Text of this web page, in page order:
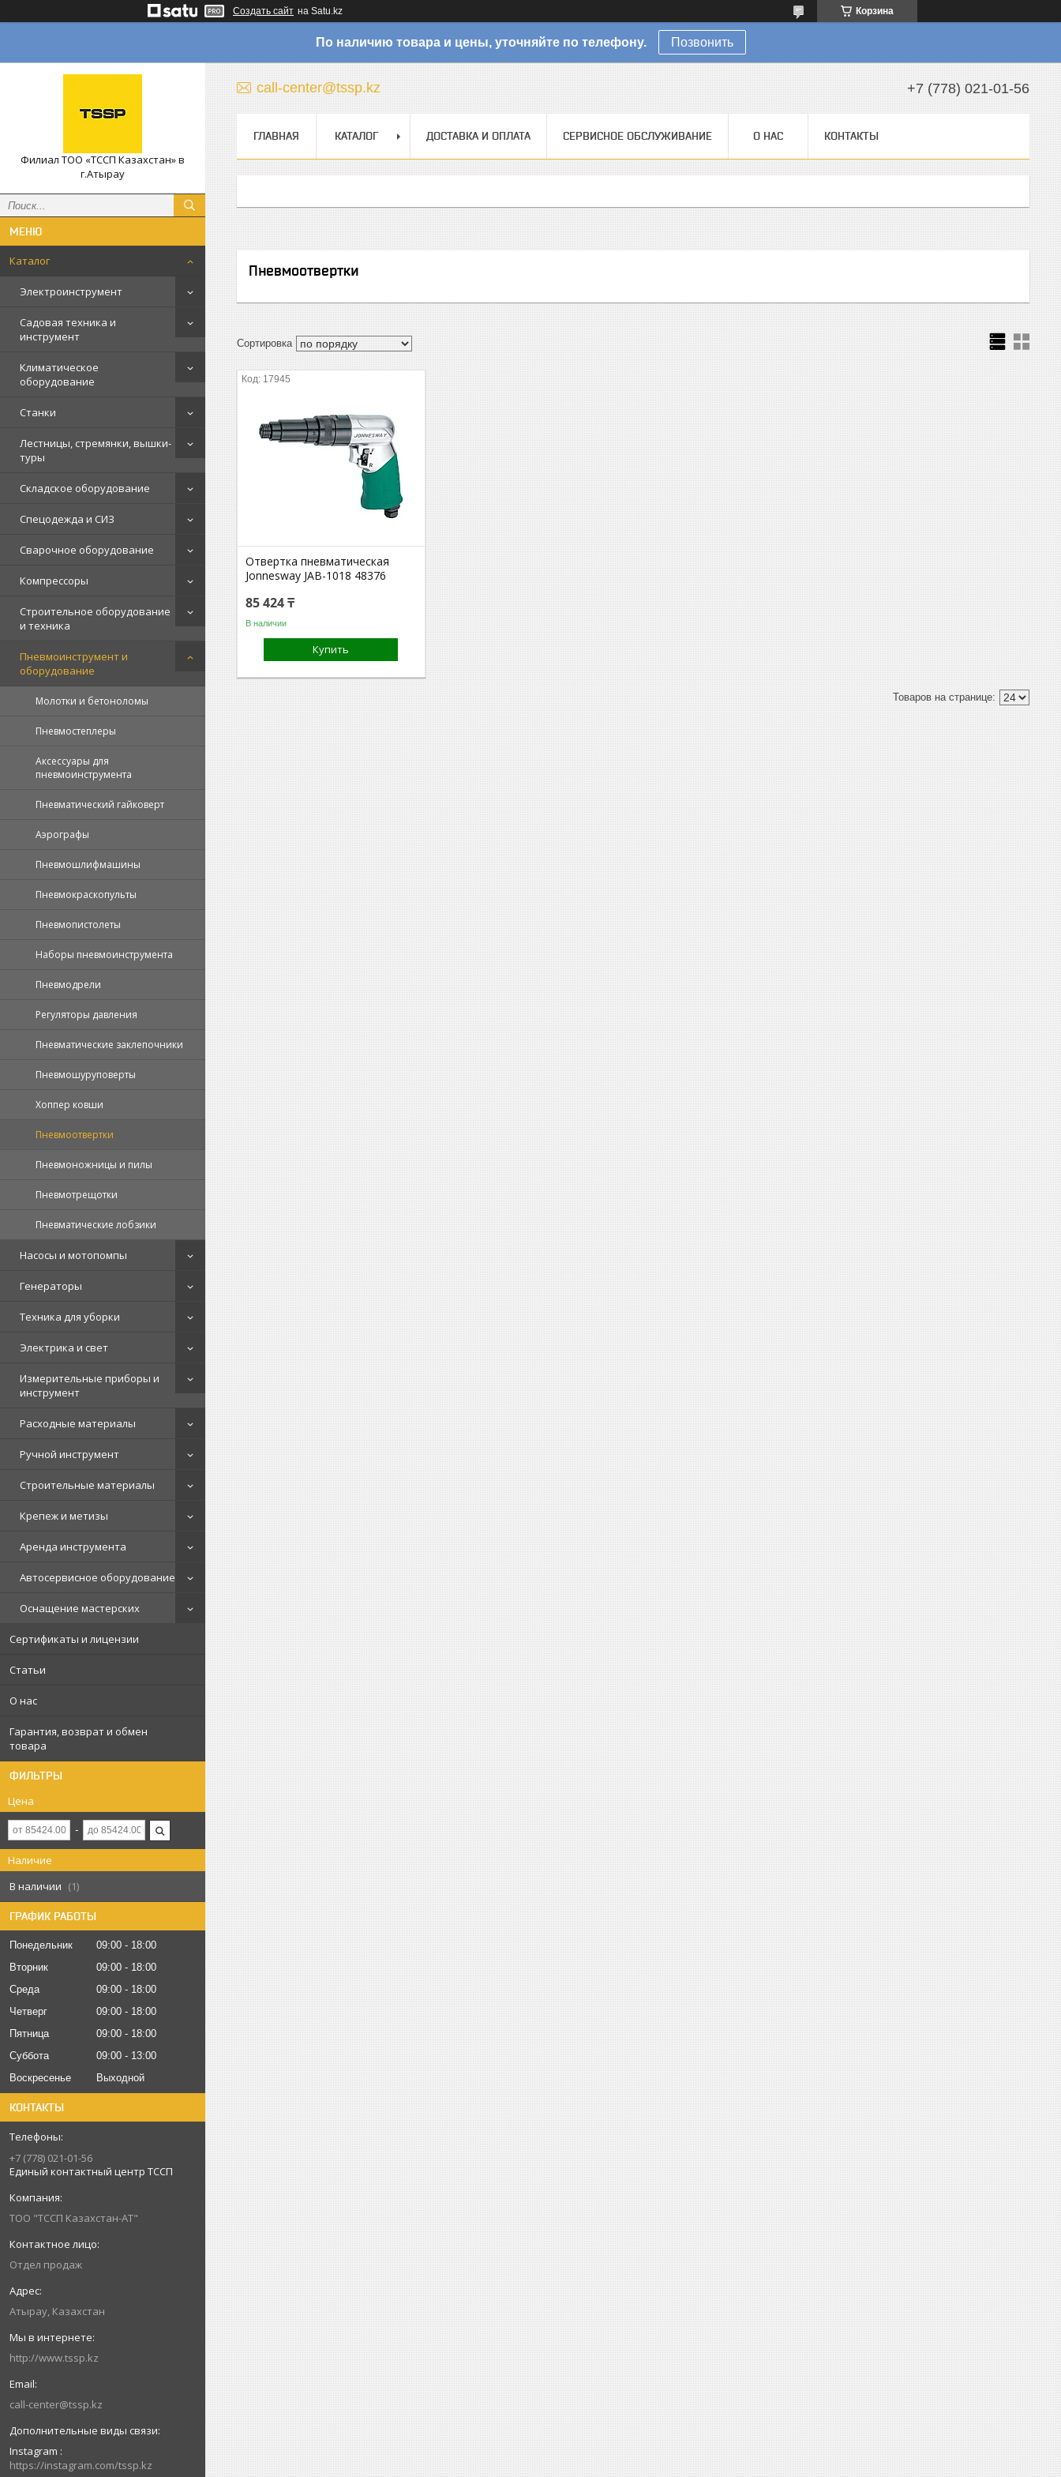
Создать сайт на Satu.kz Корзина
По наличию товара и цены, уточняйте по телефону. Позвонить
Филиал ТОО «ТССП Казахстан» в
г.Атырау
Каталог
Электроинструмент
Садовая техника и
инструмент
Климатическое
оборудование
Станки
Лестницы, стремянки, вышки-
туры
Складское оборудование
Спецодежда и СИЗ
Сварочное оборудование
Компрессоры
Строительное оборудование
и техника
Пневмоинструмент и
оборудование
Молотки и бетоноломы
Пневмостеплеры
Аксессуары для
пневмоинструмента
Пневматический гайковерт
Аэрографы
Пневмошлифмашины
Пневмокраскопульты
Пневмопистолеты
Наборы пневмоинструмента
Пневмодрели
Регуляторы давления
Пневматические заклепочники
Пневмошуруповерты
Хоппер ковши
Пневмоотвертки
Пневмоножницы и пилы
Пневмотрещотки
Пневматические лобзики
Насосы и мотопомпы
Генераторы
Техника для уборки
Электрика и свет
Измерительные приборы и
инструмент
Расходные материалы
Ручной инструмент
Строительные материалы
Крепеж и метизы
Аренда инструмента
Автосервисное оборудование
Оснащение мастерских
Сертификаты и лицензии
Статьи
О нас
Гарантия, возврат и обмен
товара
ФИЛЬТРЫ
Цена
Наличие
В наличии
1
ГРАФИК РАБОТЫ
Понедельник 09:00
18:00
Вторник
09:00
18:00
Среда
09:00
18:00
Четверг
09:00
18:00
Пятница
09:00
18:00
Суббота
09:00
13:00
Воскресенье
Выходной
КОНТАКТЫ
+7 (778) 021-01-56
Единый контактный центр ТССП
ТОО "ТССП Казахстан-АТ"
Отдел продаж
Атырау, Казахстан
http://www.tssp.kz
call-center@tssp.kz
Instagram
https://instagram.com/tssp.kz
call-center@tssp.kz +7 (778) 021-01-56
ГЛАВНАЯ КАТАЛОГ ДОСТАВКА И ОПЛАТА СЕРВИСНОЕ ОБСЛУЖИВАНИЕ О НАС КОНТАКТЫ
Пневмоотвертки
17945
Отвертка пневматическая
Jonnesway JAB-1018 48376
85 424 ₸
В наличии
Купить